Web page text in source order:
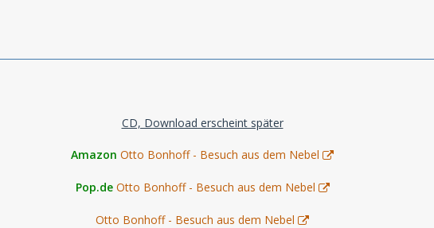
CD, Download erscheint später
Amazon Otto Bonhoff - Besuch aus dem Nebel
Pop.de Otto Bonhoff - Besuch aus dem Nebel
Otto Bonhoff - Besuch aus dem Nebel